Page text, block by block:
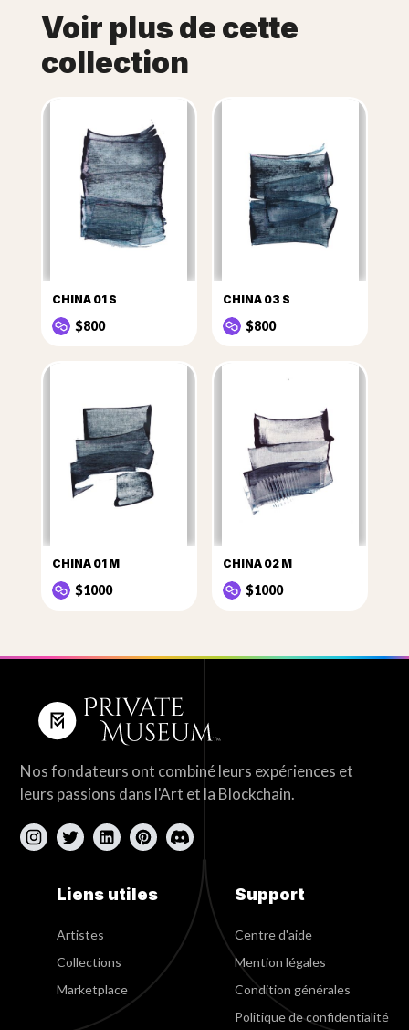
Voir plus de cette
collection
CHINA 01 S
$800
CHINA 03 S
$800
CHINA 01 M
$1000
CHINA 02 M
$1000
Nos fondateurs ont combiné leurs expériences et
leurs passions dans l'Art et la Blockchain.
Liens utiles
Artistes
Collections
Marketplace
Support
Centre d'aide
Mention légales
Condition générales
Politique de confidentialité